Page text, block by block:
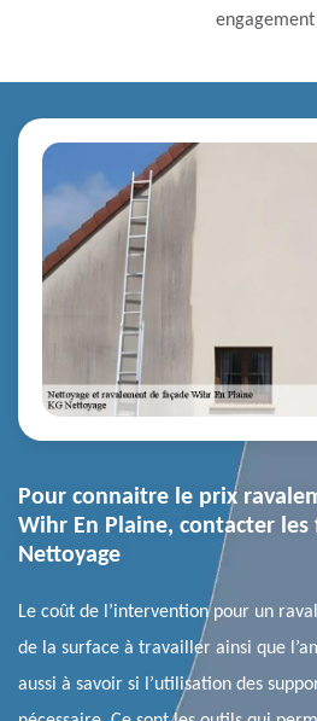
Pour connaitre le prix
Wihr En Plaine, contacter les
Nettoyage
Le coût de l’intervention pour un
de la surface à travailler ainsi que
aussi à savoir si l’utilisation des